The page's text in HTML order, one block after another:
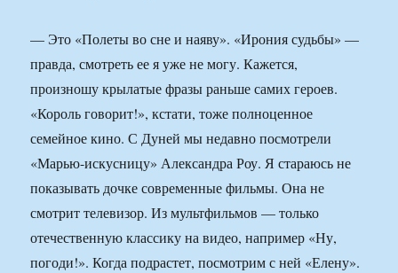
— Это «Полеты во сне и наяву». «Ирония судьбы» —
правда, смотреть ее я уже не могу. Кажется,
произношу крылатые фразы раньше самих героев.
«Король говорит!», кстати, тоже полноценное
семейное кино. С Дуней мы недавно посмотрели
«Марью-искусницу» Александра Роу. Я стараюсь не
показывать дочке современные фильмы. Она не
смотрит телевизор. Из мультфильмов — только
отечественную классику на видео, например «Ну,
погоди!». Когда подрастет, посмотрим с ней «Елену».